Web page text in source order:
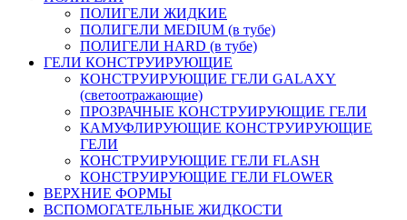
ПОЛИГЕЛИ ЖИДКИЕ
ПОЛИГЕЛИ MEDIUM (в тубе)
ПОЛИГЕЛИ HARD (в тубе)
ГЕЛИ КОНСТРУИРУЮЩИЕ
КОНСТРУИРУЮЩИЕ ГЕЛИ GALAXY
(светоотражающие)
ПРОЗРАЧНЫЕ КОНСТРУИРУЮЩИЕ ГЕЛИ
КАМУФЛИРУЮЩИЕ КОНСТРУИРУЮЩИЕ
ГЕЛИ
КОНСТРУИРУЮЩИЕ ГЕЛИ FLASH
КОНСТРУИРУЮЩИЕ ГЕЛИ FLOWER
ВЕРХНИЕ ФОРМЫ
ВСПОМОГАТЕЛЬНЫЕ ЖИДКОСТИ